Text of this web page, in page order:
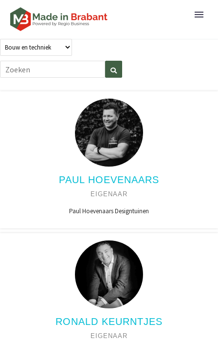
PAUL HOEVENAARS
EIGENAAR
Paul Hoevenaars Designtuinen
RONALD KEURNTJES
EIGENAAR